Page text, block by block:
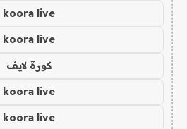
koora live
koora live
كورة لايف
koora live
koora live